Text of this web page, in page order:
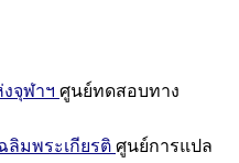
จุฬาฯ ศูนย์ทดสอบทาง
ลิมพระเกียรติ ศูนย์การแปล